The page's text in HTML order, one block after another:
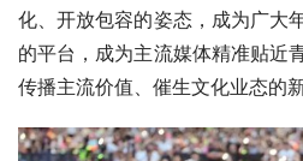
化、开放包容的姿态，成为广大
的平台，成为主流媒体精准贴近
传播主流价值、催生文化业态的新